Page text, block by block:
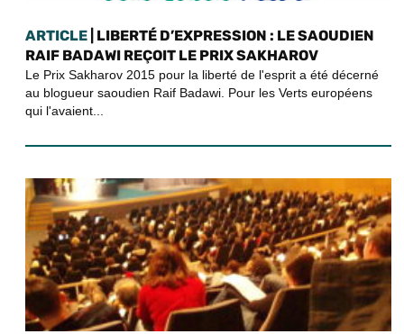
ARTICLE | LIBERTÉ D’EXPRESSION : LE SAOUDIEN
RAIF BADAWI REÇOIT LE PRIX SAKHAROV
Le Prix Sakharov 2015 pour la liberté de l'esprit a été décerné
au blogueur saoudien Raif Badawi. Pour les Verts européens
qui l'avaient...